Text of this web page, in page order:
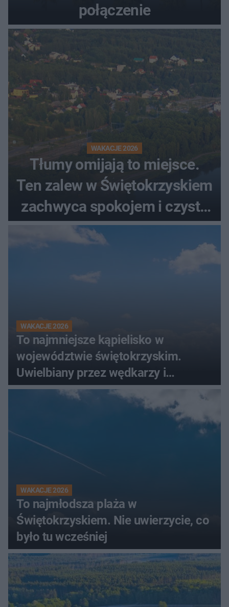
połączenie
WAKACJE 2026
Tłumy omijają to miejsce.
Ten zalew w Świętokrzyskiem
zachwyca spokojem i czystą
wodą
WAKACJE 2026
To najmniejsze kąpielisko w
województwie świętokrzyskim.
Uwielbiany przez wędkarzy i
turystów
WAKACJE 2026
To najmłodsza plaża w
Świętokrzyskiem. Nie uwierzycie, co
było tu wcześniej